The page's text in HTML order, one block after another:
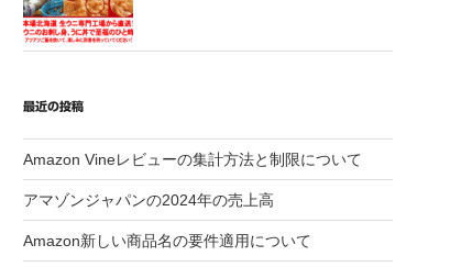
最近の投稿
Amazon Vineレビューの集計方法と制限について
アマゾンジャパンの2024年の売上高
Amazon新しい商品名の要件適用について